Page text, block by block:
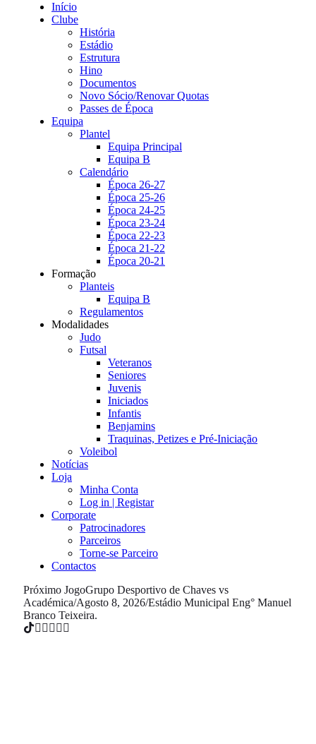
Início
Clube
História
Estádio
Estrutura
Hino
Documentos
Novo Sócio/Renovar Quotas
Passes de Época
Equipa
Plantel
Equipa Principal
Equipa B
Calendário
Época 26-27
Época 25-26
Época 24-25
Época 23-24
Época 22-23
Época 21-22
Época 20-21
Formação
Planteis
Equipa B
Regulamentos
Modalidades
Judo
Futsal
Veteranos
Seniores
Juvenis
Iniciados
Infantis
Benjamins
Traquinas, Petizes e Pré-Iniciação
Voleibol
Notícias
Loja
Minha Conta
Log in | Registar
Corporate
Patrocinadores
Parceiros
Torne-se Parceiro
Contactos
Próximo JogoGrupo Desportivo de Chaves vs
Académica/Agosto 8, 2026/Estádio Municipal Eng° Manuel
Branco Teixeira.